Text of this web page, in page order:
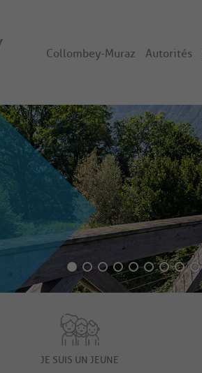
Collombey-Muraz Autorités
JE SUIS UN JEUNE